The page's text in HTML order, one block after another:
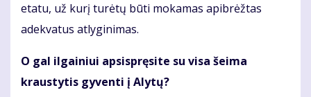
etatu, už kurį turėtų būti mokamas apibrėžtas
adekvatus atlyginimas.
O gal ilgainiui apsispręsite su visa šeima
kraustytis gyventi į Alytų?